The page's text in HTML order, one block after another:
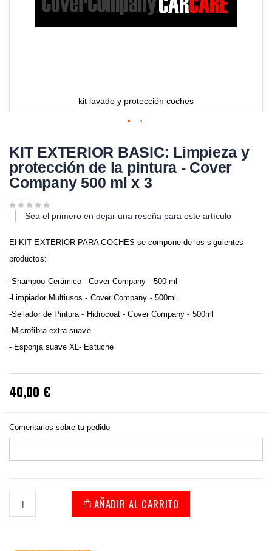
kit lavado y protección coches
KIT EXTERIOR BASIC: Limpieza y
protección de la pintura - Cover
Company 500 ml x 3
Sea el primero en dejar una reseña para este artículo
El KIT EXTERIOR PARA COCHES se compone de los siguientes
productos:
-Shampoo Cerámico - Cover Company - 500 ml
-Limpiador Multiusos - Cover Company - 500ml
-Sellador de Pintura - Hidrocoat - Cover Company - 500ml
-Microfibra extra suave
- Esponja suave XL- Estuche
40,00 €
Comentarios sobre tu pedido
AÑADIR AL CARRITO